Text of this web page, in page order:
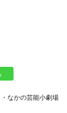
なかの芸能小劇場